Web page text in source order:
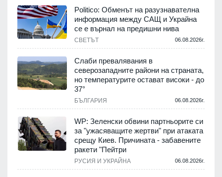
Politico: Обменът на разузнавателна
информация между САЩ и Украйна
се е върнал на предишни нива
СВЕТЪТ 06.08.2026г.
Слаби превалявания в
северозападните райони на страната,
но температурите остават високи - до
37°
БЪЛГАРИЯ 06.08.2026г.
WP: Зеленски обвини партньорите си
за "ужасяващите жертви" при атаката
срещу Киев. Причината - забавените
ракети "Пейтри
РУСИЯ И УКРАЙНА 06.08.2026г.